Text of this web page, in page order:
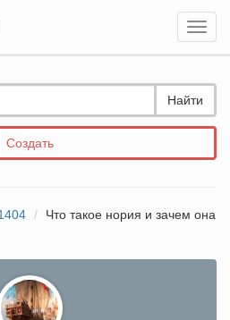
Найти
Создать
Что такое нория и зачем она